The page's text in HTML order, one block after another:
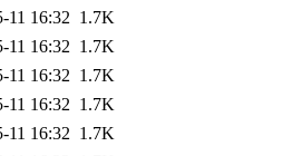
11 16:32 1.7K
11 16:32 1.7K
11 16:32 1.7K
11 16:32 1.7K
11 16:32 1.7K